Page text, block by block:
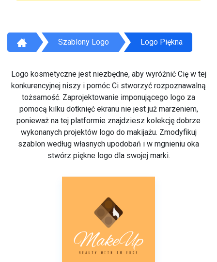
Szablony Logo Logo Piękna
Logo kosmetyczne jest niezbędne, aby wyróżnić Cię w tej
konkurencyjnej niszy i pomóc Ci stworzyć rozpoznawalną
tożsamość. Zaprojektowanie imponującego logo za
pomocą kilku dotknięć ekranu nie jest już marzeniem,
ponieważ na tej platformie znajdziesz kolekcję dobrze
wykonanych projektów logo do makijażu. Zmodyfikuj
szablon według własnych upodobań i w mgnieniu oka
stwórz piękne logo dla swojej marki.